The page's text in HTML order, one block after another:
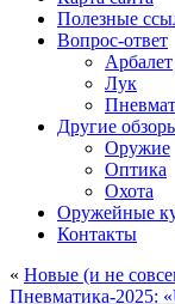
Полезные
Вопрос-ответ
Арбалет
Лук
Другие
Оружие
Оптика
Охота
Оружейные
Контакты
« Новые (и не
Пневматика-2025: